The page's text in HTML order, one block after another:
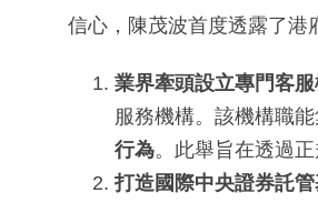
信心，陳茂波首度透露了港
業界牽頭設立專門客
服務機構。該機構職
行為。此舉旨在透過
打造國際中央證券託